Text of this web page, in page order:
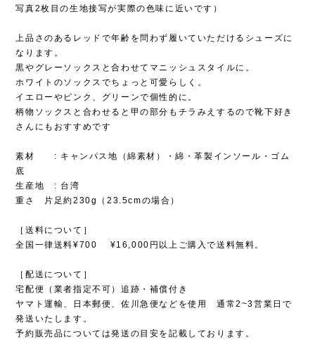
写真2枚目の生地接写が実際の色味に近いです）
上品さのあるレッドで年齢を問わず履いていただけるシューズに
なります。
黒やグレーソックスと合わせてマニッシュスタイルに。
ホワイトのソックスでちょっと可愛らしく。
イエローやピンク、グリーンで個性的に。
柄物ソックスと合わせると甲の部分もチラみえするので靴下好き
さんにもおすすめです
素材 : キャンパス地（綿素材）・綿・革製インソール・ゴム
底
生産地 : 台湾
重さ 片足約230g（23.5cmの場合）
［送料について］
全国一律送料¥700 ¥16,000円以上ご購入で送料無料。
［配送について］
宅配便（業者指定不可）追跡・補償付き
ヤマト運輸、日本郵便、佐川急便などを使用 通常2~3営業日で
発送いたします。
予約販売品については発送の目安を記載しております。